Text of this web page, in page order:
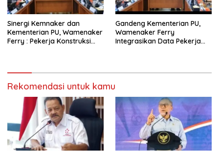
Sinergi Kemnaker dan
Kementerian PU, Wamenaker
Ferry : Pekerja Konstruksi
Gandeng Kementerian PU,
Wamenaker Ferry
Integrasikan Data Pekerja
Rekomendasi untuk kamu